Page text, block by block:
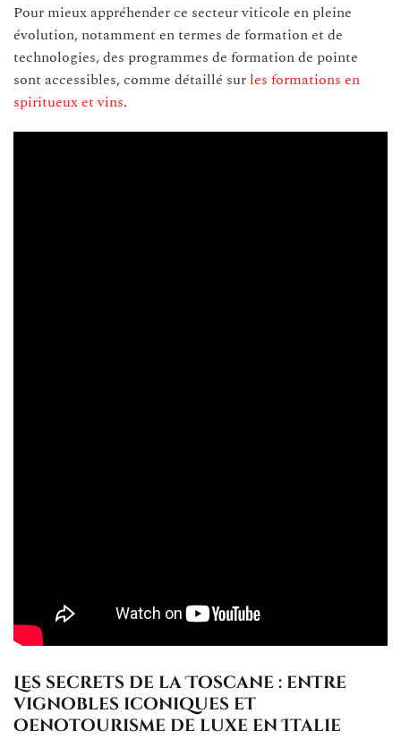
Pour mieux appréhender ce secteur viticole en pleine
évolution, notamment en termes de formation et de
technologies, des programmes de formation de pointe
sont accessibles, comme détaillé sur les formations en
spiritueux et vins.
Les secrets de la Toscane : entre
vignobles iconiques et
oenotourisme de luxe en Italie